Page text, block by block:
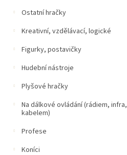
Ostatní hračky
Kreativní, vzdělávací, logické
Figurky, postavičky
Hudební nástroje
Plyšové hračky
Na dálkové ovládání (rádiem, infra,
kabelem)
Profese
Koníci